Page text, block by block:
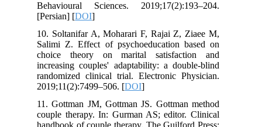
Behavioural Sciences. 2019;17(2):193–204.
[Persian] [DOI
10. Soltanifar A, Moharari F, Rajai Z, Ziaee M,
Salimi Z. Effect of psychoeducation based on
choice theory on marital satisfaction and
increasing couples' adaptability: a double-blind
randomized clinical trial. Electronic Physician.
2019;11(2):7499–506. [DOI
11. Gottman JM, Gottman JS. Gottman method
couple therapy. In: Gurman AS; editor. Clinical